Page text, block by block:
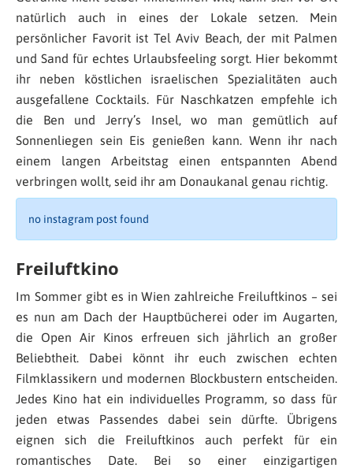
natürlich auch in eines der Lokale setzen. Mein
persönlicher Favorit ist Tel Aviv Beach, der mit Palmen
und Sand für echtes Urlaubsfeeling sorgt. Hier bekommt
ihr neben köstlichen israelischen Spezialitäten auch
ausgefallene Cocktails. Für Naschkatzen empfehle ich
die Ben und Jerry’s Insel, wo man gemütlich auf
Sonnenliegen sein Eis genießen kann. Wenn ihr nach
einem langen Arbeitstag einen entspannten Abend
verbringen wollt, seid ihr am Donaukanal genau richtig.
no instagram post found
Freiluftkino
Im Sommer gibt es in Wien zahlreiche Freiluftkinos – sei
es nun am Dach der Hauptbücherei oder im Augarten,
die Open Air Kinos erfreuen sich jährlich an großer
Beliebtheit. Dabei könnt ihr euch zwischen echten
Filmklassikern und modernen Blockbustern entscheiden.
Jedes Kino hat ein individuelles Programm, so dass für
jeden etwas Passendes dabei sein dürfte. Übrigens
eignen sich die Freiluftkinos auch perfekt für ein
romantisches Date. Bei so einer einzigartigen